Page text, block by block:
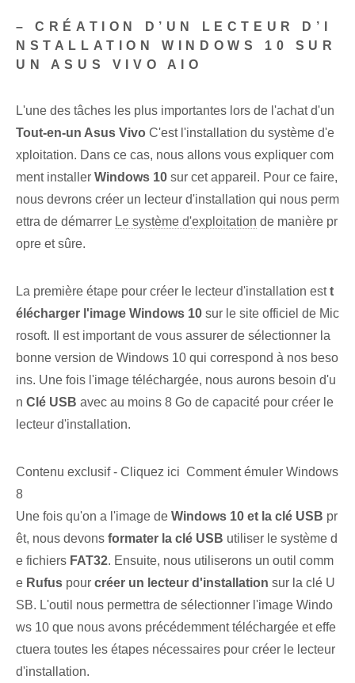
– CRÉATION D’UN LECTEUR D’I
NSTALLATION WINDOWS 10 SUR
UN ASUS VIVO AIO
L'une des tâches les plus importantes lors de l'achat d'un
Tout-en-un Asus Vivo C'est l'installation du système d'e
xploitation. Dans ce cas, nous allons vous expliquer com
ment installer Windows 10 sur cet appareil. Pour ce faire,
nous devrons créer un lecteur d'installation qui nous perm
ettra de démarrer Le système d'exploitation de manière pr
opre et sûre.
La première étape pour créer le lecteur d'installation estt
élécharger l'image Windows 10 sur le site officiel de Mic
rosoft. Il est important de vous assurer de sélectionner la
bonne version de Windows 10 qui correspond à nos beso
ins. Une fois l'image téléchargée, nous aurons besoin d'u
n Clé USB avec au moins 8 Go de capacité pour créer le
lecteur d'installation.
Contenu exclusif - Cliquez ici Comment émuler Windows
8
Une fois qu'on a l'image de Windows 10 et la clé USB pr
êt, nous devons formater la clé USB utiliser le système d
e fichiers FAT32. Ensuite, nous utiliserons un outil comm
e Rufus pour créer un lecteur d'installation sur la clé U
SB. L'outil nous permettra de sélectionner l'image Windo
ws 10 que nous avons précédemment téléchargée et effe
ctuera toutes les étapes nécessaires pour créer le lecteur
d'installation.